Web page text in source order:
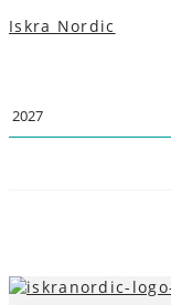
Iskra Nordic